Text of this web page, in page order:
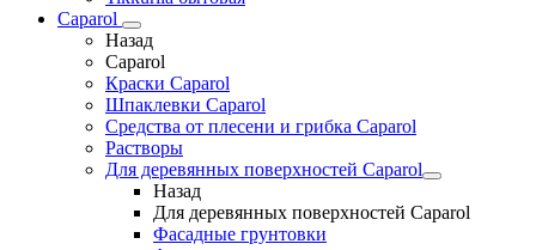
Caparol
Назад
Caparol
Краски Caparol
Шпаклевки Caparol
Средства от плесени и грибка Caparol
Растворы
Для деревянных поверхностей Caparol
Назад
Для деревянных поверхностей Caparol
Фасадные грунтовки